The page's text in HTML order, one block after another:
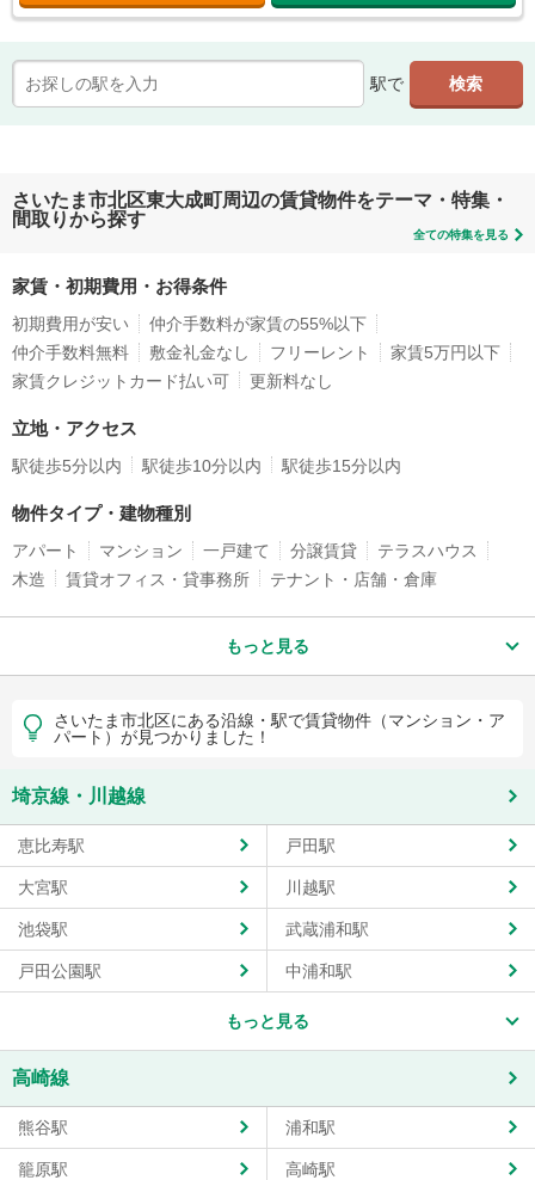
駅で
さいたま市北区東大成町周辺の賃貸物件をテーマ・特集・
間取りから探す
全ての特集を見る
家賃・初期費用・お得条件
初期費用が安い
仲介手数料が家賃の55%以下
仲介手数料無料
敷金礼金なし フリーレント
家賃5万円以下
家賃クレジットカード払い可
更新料なし
立地・アクセス
駅徒歩5分以内 駅徒歩10分以内 駅徒歩15分以内
物件タイプ・建物種別
アパート マンション 一戸建て 分譲賃貸
テラスハウス
木造
賃貸オフィス・貸事務所 テナント・店舗・倉庫
もっと見る
さいたま市北区にある沿線・駅で賃貸物件（マンション・ア
パート）が見つかりました！
埼京線・川越線
恵比寿駅 戸田駅
大宮駅 川越駅
池袋駅 武蔵浦和駅
戸田公園駅 中浦和駅
もっと見る
高崎線
熊谷駅 浦和駅
籠原駅 高崎駅